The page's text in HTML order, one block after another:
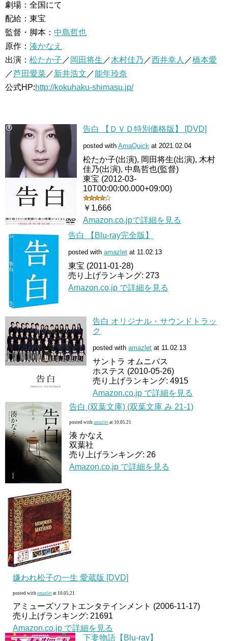
劇場：全国にて
配給：東宝
監督・脚本： 中島哲也
原作： 湊かなえ
出演： 松たか子 ／ 岡田将生 ／木村佳乃 ／西井幸人 ／橋本愛
／芦田愛菜／新井浩文 ／能年玲奈
公式HP:http://kokuhaku-shimasu.jp/
告白 【ＤＶＤ特別価格版】 [DVD]
posted with AmaQuick at 2021.02.04
松たか子(出演), 岡田将生(出演), 木村
佳乃(出演), 中島哲也(監督)
東宝 (2012-03-
10T00:00:00.000+09:00)
￥1,666
Amazon.co.jpで詳細を見る
告白 【Blu-ray完全版】
posted with amazlet at 11.02.13
東宝 (2011-01-28)
売り上げランキング: 273
Amazon.co.jp で詳細を見る
告白 オリジナル・サウンドトラッ
ク
posted with amazlet at 11.02.13
サントラ オムニバス
ホステス (2010-05-26)
売り上げランキング: 4915
Amazon.co.jp で詳細を見る
告白 (双葉文庫) (双葉文庫 み 21-1)
posted with amazlet at 10.05.21
湊 かなえ
双葉社
売り上げランキング: 26
Amazon.co.jp で詳細を見る
嫌われ松子の一生 愛蔵版 [DVD]
posted with amazlet at 10.05.21
アミューズソフトエンタテインメント (2006-11-17)
売り上げランキング: 21691
Amazon.co.jp で詳細を見る
下妻物語【Blu-ray】